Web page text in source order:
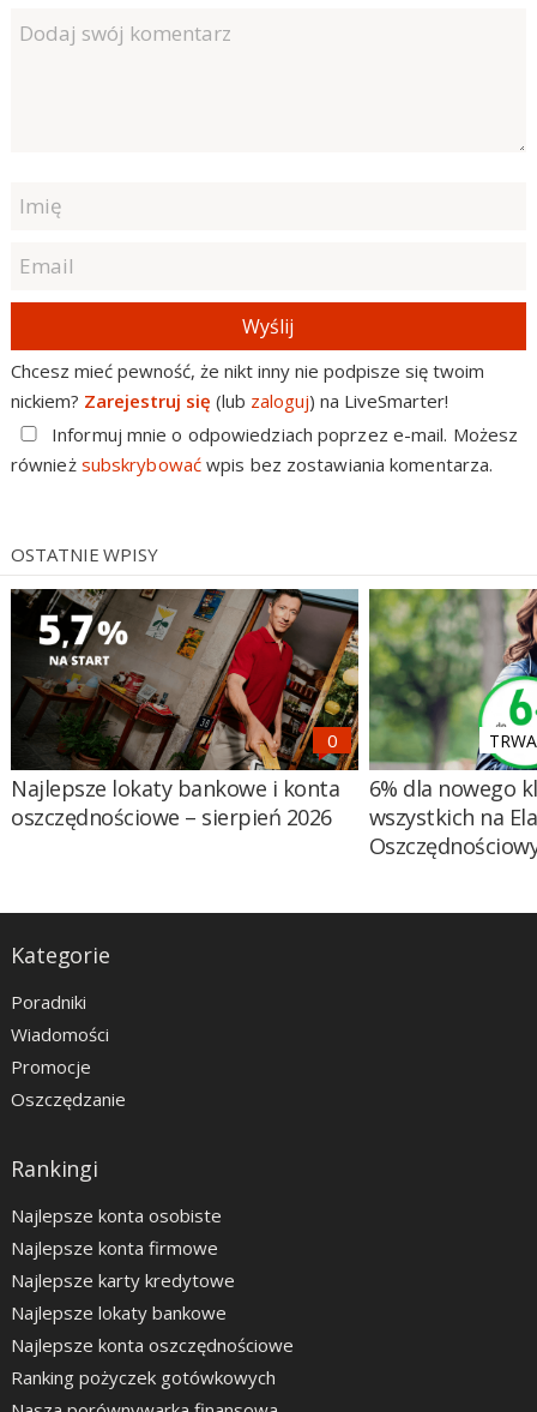
Wyślij
Chcesz mieć pewność, że nikt inny nie podpisze się twoim
nickiem? Zarejestruj się (lub zaloguj) na LiveSmarter!
Informuj mnie o odpowiedziach poprzez e-mail. Możesz
również subskrybowaćwpis bez zostawiania komentarza.
OSTATNIE WPISY
Najlepsze lokaty bankowe i konta
oszczędnościowe – sierpień 2026
6% dla nowego
wszystkich na
Kategorie
Poradniki
Wiadomości
Promocje
Oszczędzanie
Rankingi
Najlepsze konta osobiste
Najlepsze konta firmowe
Najlepsze karty kredytowe
Najlepsze lokaty bankowe
Najlepsze konta oszczędnościowe
Ranking pożyczek gotówkowych